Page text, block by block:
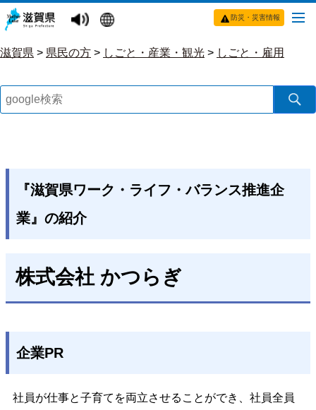
防災・災害情報
滋賀県 > 県民の方 > しごと・産業・観光 > しごと・雇用
『滋賀県ワーク・ライフ・バランス推進企
業』の紹介
株式会社 かつらぎ
企業PR
社員が仕事と子育てを両立させることができ、社員全員